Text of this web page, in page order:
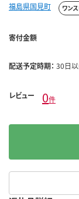
福島県国見町 ワン
寄付金額
配送予定時期： 30日
レビュー 0件